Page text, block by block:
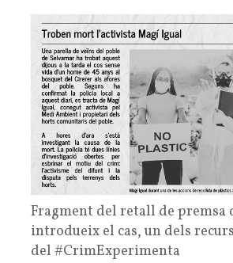
Fragment del retall de premsa
introdueix el cas, un dels
del #CrimExperimenta